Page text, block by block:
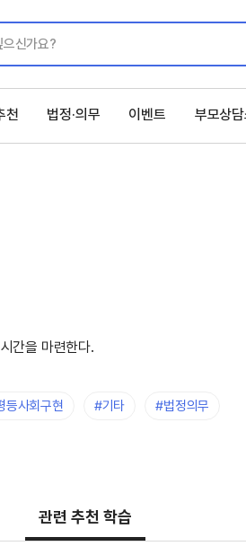
천 법정·의무 이벤트 부모상
간을 마련한다.
등사회구현 #기타 #법정의무
관련 추천 학습